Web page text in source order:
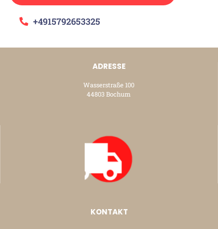
+4915792653325
ADRESSE
Wasserstraße 100
44803 Bochum
KONTAKT